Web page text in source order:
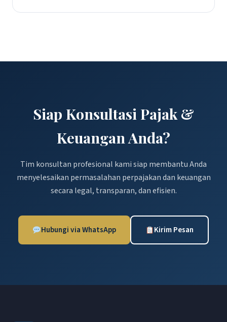
Siap Konsultasi Pajak &
Keuangan Anda?
Tim konsultan profesional kami siap membantu Anda
menyelesaikan permasalahan perpajakan dan keuangan
secara legal, transparan, dan efisien.
Hubungi via WhatsApp Kirim Pesan